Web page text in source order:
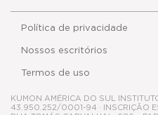
Política de privacidade
Termos de uso
Nossos escritórios
KUMON AMÉRICA DO SUL
43.950.252/0001-94 · INSCRIÇÃO